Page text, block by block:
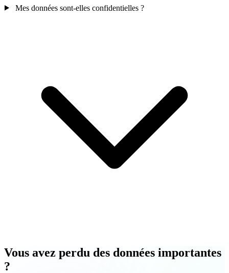
Mes données sont-elles confidentielles ?
Vous avez perdu des données importantes
?